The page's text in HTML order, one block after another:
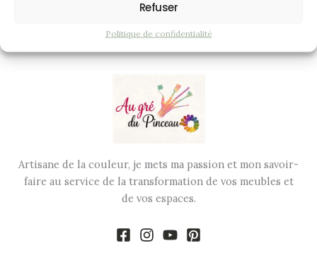
Refuser
Politique de confidentialité
Artisane de la couleur, je mets ma passion et mon savoir-
faire au service de la transformation de vos meubles et
de vos espaces.